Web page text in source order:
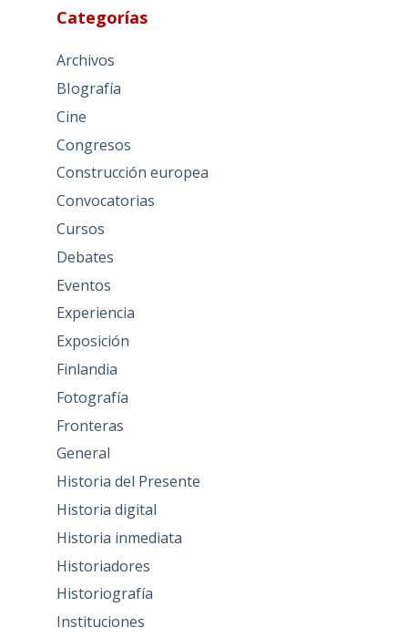
Categorías
Archivos
BIografía
Cine
Congresos
Construcción europea
Convocatorias
Cursos
Debates
Eventos
Experiencia
Exposición
Finlandia
Fotografía
Fronteras
General
Historia del Presente
Historia digital
Historia inmediata
Historiadores
Historiografía
Instituciones